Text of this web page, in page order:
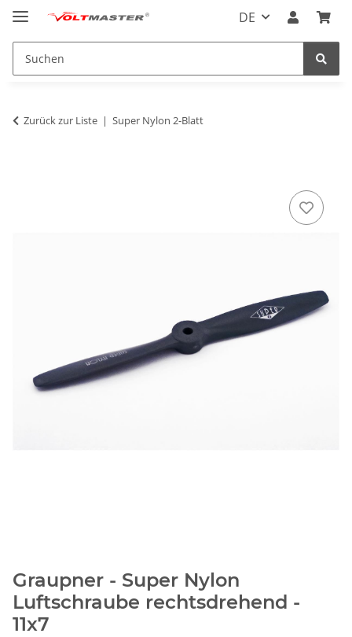
DE
Zurück zur Liste Super Nylon 2-Blatt
Graupner - Super Nylon
Luftschraube rechtsdrehend -
11x7